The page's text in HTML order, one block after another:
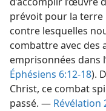
prévoit pour la terre
contre lesquelles
combattre avec des
emprisonnées dans
Éphésiens 6:12-18).
Christ, ce combat
passé. — Révélation